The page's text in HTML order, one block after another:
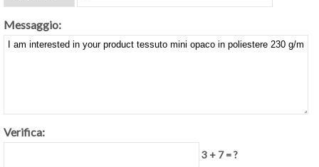
Messaggio:
Verifica:
3 + 7 = ?